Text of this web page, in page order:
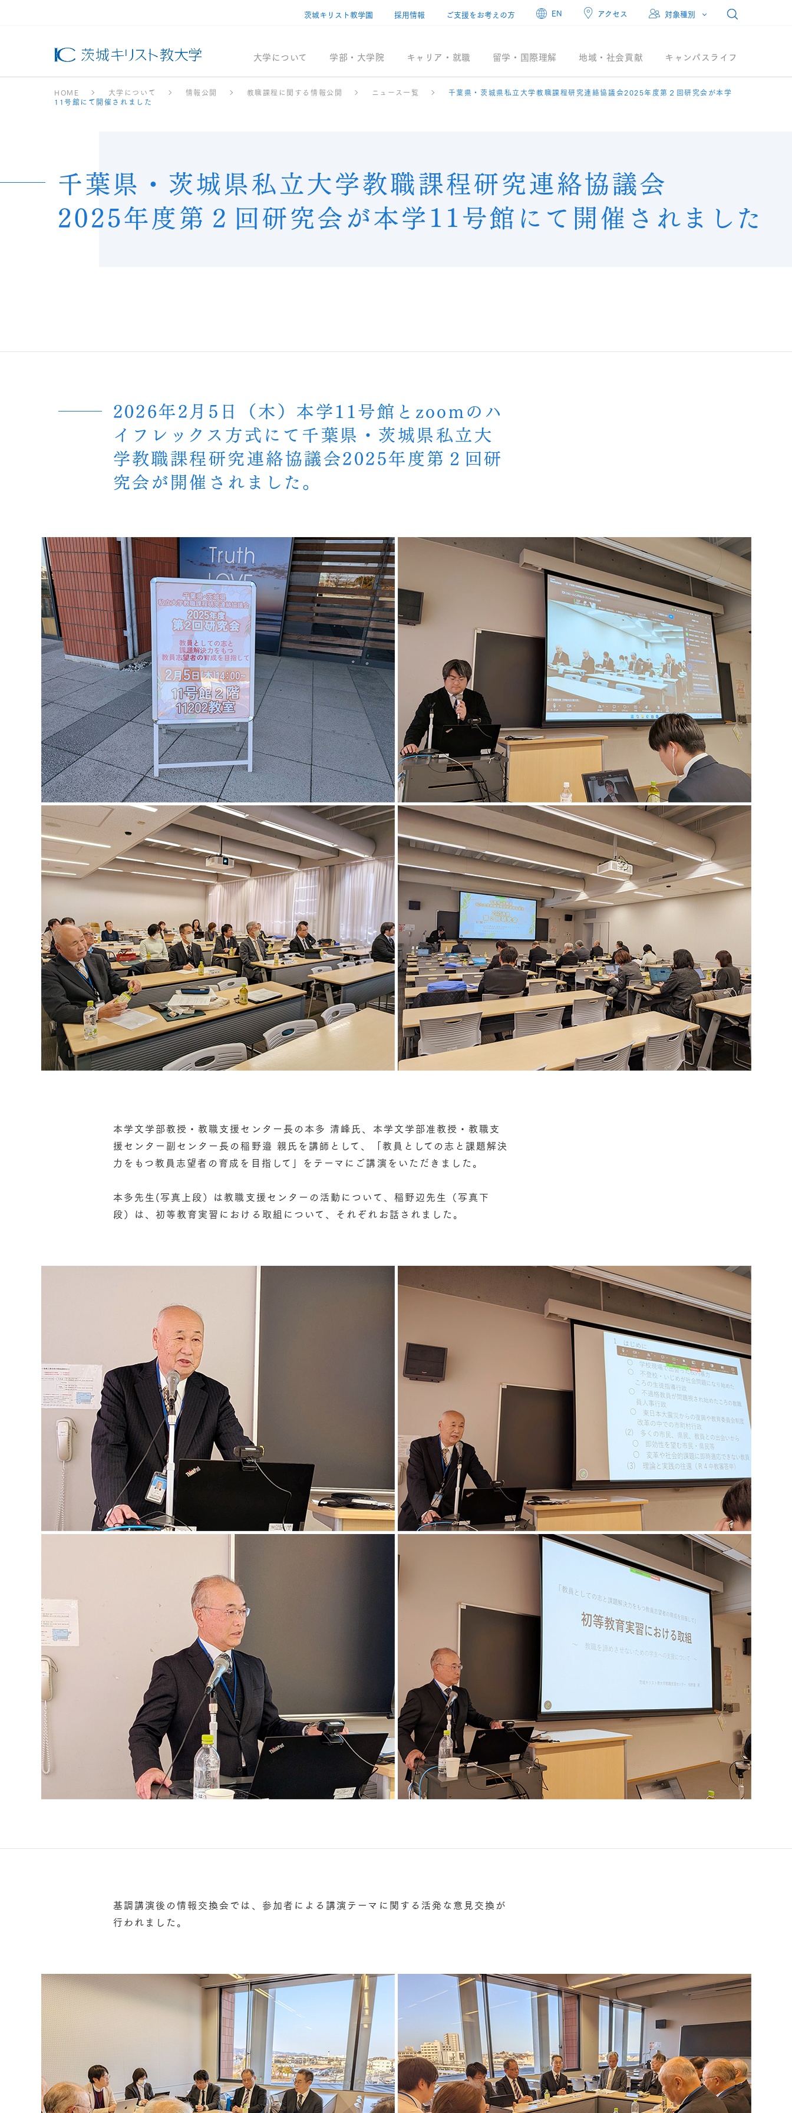
茨城キリスト教学園 採用情報 ご支援をお考えの方 EN アクセス 対象種別
大学について 学部・大学院 キャリア・就職 留学・国際理解 地域・社会貢献 キャンパスライフ
HOME 大学について 情報公開 教職課程に関する情報公開 ニュース一覧
千葉県・茨城県私立大学教職課程研究連絡協議会2025年度第２回研究会が本学
11号館にて開催されました
千葉県・茨城県私立大学教職課程研究連絡協議会
2025年度第２回研究会が本学11号館にて開催されました
2026年2月5日（木）本学11号館とzoomのハ
イフレックス方式にて千葉県・茨城県私立大
学教職課程研究連絡協議会2025年度第２回研
究会が開催されました。
本学文学部教授・教職支援センター長の本多 清峰氏、本学文学部准教授・教職支
援センター副センター長の稲野邉 親氏を講師として、「教員としての志と課題解決
力をもつ教員志望者の育成を目指して」をテーマにご講演をいただきました。
本多先生(写真上段）は教職支援センターの活動について、稲野辺先生（写真下
段）は、初等教育実習における取組について、それぞれお話されました。
基調講演後の情報交換会では、参加者による講演テーマに関する活発な意見交換が
行われました。